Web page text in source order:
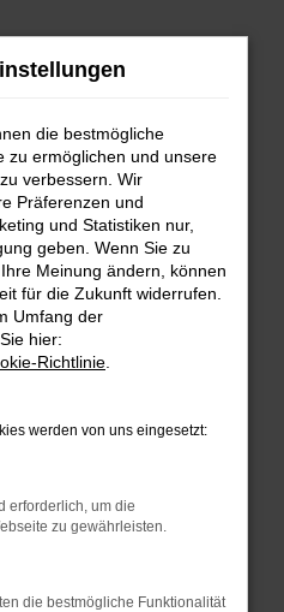
ERROR
aufgetreten.
dir helfen können:
und deine
zum Beispiel deine
wie Werbeblocker,
die Seite in einem
in einem privaten
die bestmögliche
zu ermöglichen und unsere
verbessern. Wir
Präferenzen und
und Statistiken nur,
geben. Wenn Sie zu
Meinung ändern, können
für die Zukunft widerrufen.
Umfang der
hier:
Richtlinie
werden von uns eingesetzt:
erforderlich, um die
zu gewährleisten.
die bestmögliche Funktionalität